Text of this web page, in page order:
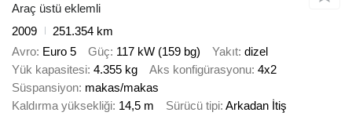
Araç üstü eklemli
2009
251.354 km
Avro Euro 5 Güç 117 kW (159 bg) Yakıt dizel
Yük kapasitesi 4.355 kg Aks konfigürasyonu 4x2
Süspansiyon makas/makas
Kaldırma yüksekliği 14,5 m Sürücü tipi Arkadan İtiş